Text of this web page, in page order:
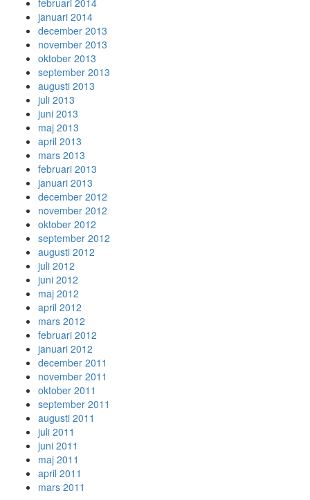
februari 2014
januari 2014
december 2013
november 2013
oktober 2013
september 2013
augusti 2013
juli 2013
juni 2013
maj 2013
april 2013
mars 2013
februari 2013
januari 2013
december 2012
november 2012
oktober 2012
september 2012
augusti 2012
juli 2012
juni 2012
maj 2012
april 2012
mars 2012
februari 2012
januari 2012
december 2011
november 2011
oktober 2011
september 2011
augusti 2011
juli 2011
juni 2011
maj 2011
april 2011
mars 2011